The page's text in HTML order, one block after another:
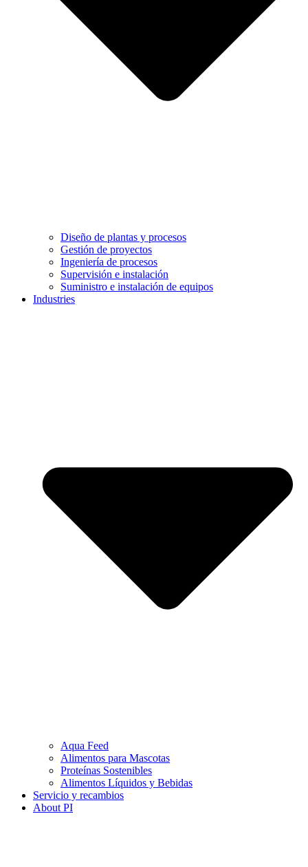
Diseño de plantas y procesos
Gestión de proyectos
Ingeniería de procesos
Supervisión e instalación
Suministro e instalación de equipos
Industries
Aqua Feed
Alimentos para Mascotas
Proteínas Sostenibles
Alimentos Líquidos y Bebidas
Servicio y recambios
About PI